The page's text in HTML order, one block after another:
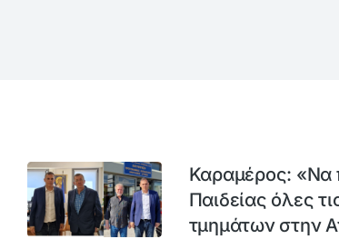
Καραμέρος: «Να
Παιδείας όλες
τμημάτων στην